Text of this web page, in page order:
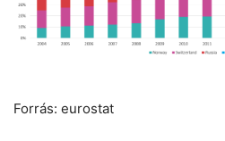
Forrás: eurostat